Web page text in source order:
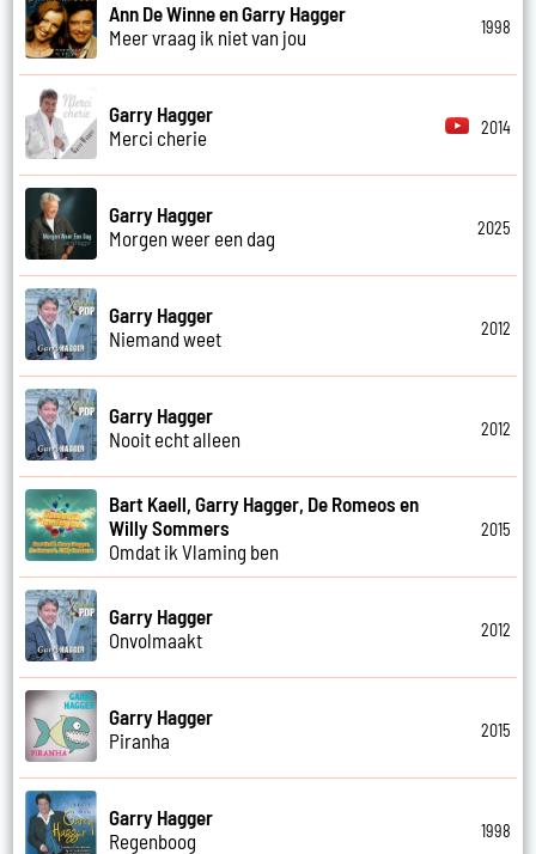
Ann De Winne en Garry Hagger
Meer vraag ik niet van jou
1998
Garry Hagger
Merci cherie
2014
Garry Hagger
Morgen weer een dag
2025
Garry Hagger
Niemand weet
2012
Garry Hagger
Nooit echt alleen
2012
Bart Kaell, Garry Hagger, De Romeos en
Willy Sommers
Omdat ik Vlaming ben
2015
Garry Hagger
Onvolmaakt
2012
Garry Hagger
Piranha
2015
Garry Hagger
Regenboog
1998